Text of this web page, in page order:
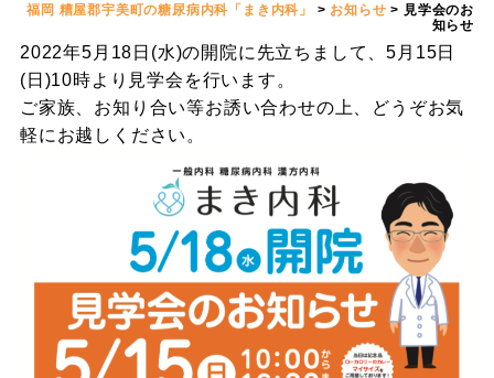
福岡 糟屋郡宇美町の糖尿病内科「まき内科」 > お知らせ > 見学会のお
知らせ
2022年5月18日(水)の開院に先立ちまして、5月15日
(日)10時より見学会を行います。
ご家族、お知り合い等お誘い合わせの上、どうぞお気
軽にお越しください。